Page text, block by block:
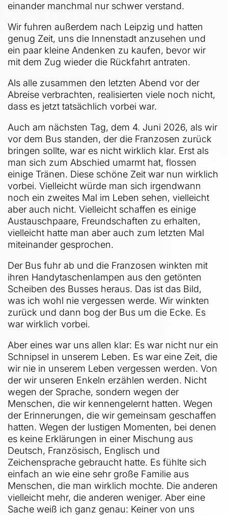
einander manchmal nur schwer verstand.
Wir fuhren außerdem nach Leipzig und hatten
genug Zeit, uns die Innenstadt anzusehen und
ein paar kleine Andenken zu kaufen, bevor wir
mit dem Zug wieder die Rückfahrt antraten.
Als alle zusammen den letzten Abend vor der
Abreise verbrachten, realisierten viele noch nicht,
dass es jetzt tatsächlich vorbei war.
Auch am nächsten Tag, dem 4. Juni 2026, als wir
vor dem Bus standen, der die Franzosen zurück
bringen sollte, war es nicht wirklich klar. Erst als
man sich zum Abschied umarmt hat, flossen
einige Tränen. Diese schöne Zeit war nun wirklich
vorbei. Vielleicht würde man sich irgendwann
noch ein zweites Mal im Leben sehen, vielleicht
aber auch nicht. Vielleicht schaffen es einige
Austauschpaare, Freundschaften zu erhalten,
vielleicht hatte man aber auch zum letzten Mal
miteinander gesprochen.
Der Bus fuhr ab und die Franzosen winkten mit
ihren Handytaschenlampen aus den getönten
Scheiben des Busses heraus. Das ist das Bild,
was ich wohl nie vergessen werde. Wir winkten
zurück und dann bog der Bus um die Ecke. Es
war wirklich vorbei.
Aber eines war uns allen klar: Es war nicht nur ein
Schnipsel in unserem Leben. Es war eine Zeit, die
wir nie in unserem Leben vergessen werden. Von
der wir unseren Enkeln erzählen werden. Nicht
wegen der Sprache, sondern wegen der
Menschen, die wir kennengelernt hatten. Wegen
der Erinnerungen, die wir gemeinsam geschaffen
hatten. Wegen der lustigen Momenten, bei denen
es keine Erklärungen in einer Mischung aus
Deutsch, Französisch, Englisch und
Zeichensprache gebraucht hatte. Es fühlte sich
einfach an wie eine sehr große Familie aus
Menschen, die man wirklich mochte. Die anderen
vielleicht mehr, die anderen weniger. Aber eine
Sache weiß ich ganz genau: Keiner von uns